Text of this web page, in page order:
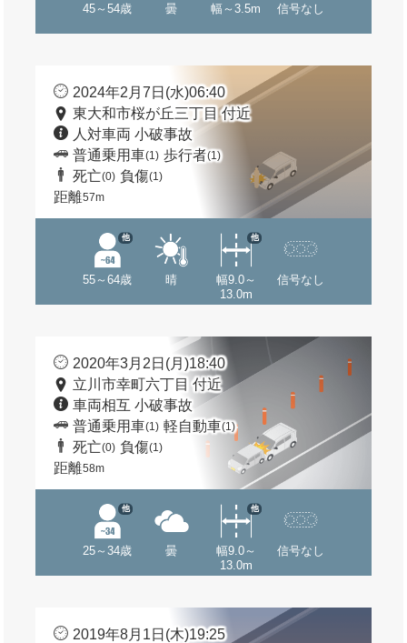
45～54歳 曇 幅～3.5m 信号なし
2024年2月7日(水)06:40
東大和市桜が丘三丁目 付近
人対車両 小破事故
普通乗用車(1) 歩行者(1)
死亡(0) 負傷(1)
距離57m
55～64歳
他
晴
幅9.0～
13.0m
他
信号なし
2020年3月2日(月)18:40
立川市幸町六丁目 付近
車両相互 小破事故
普通乗用車(1) 軽自動車(1)
死亡(0) 負傷(1)
距離58m
25～34歳
他
曇
幅9.0～
13.0m
他
信号なし
2019年8月1日(木)19:25